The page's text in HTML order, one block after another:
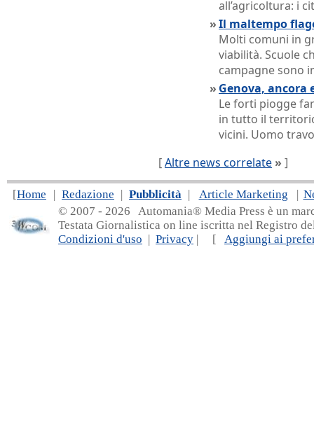
all’agricoltura: i
»Il maltempo
Molti comuni in
viabilità. Scuole
campagne sono
» Genova, ancora
Le forti piogge
in tutto il
vicini. Uomo
[Altre news correlate » ]
[Home | Redazione | Pubblicità | Article Marketing |
© 2007 - 2026 Automania® Media Press è un
Testata Giornalistica on line iscritta nel Registro
Condizioni d'uso | Privacy | [ Aggiungi ai